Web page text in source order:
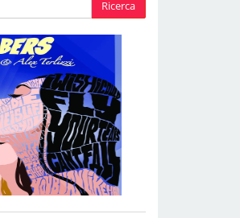
Ricerca